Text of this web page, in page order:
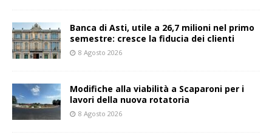
Banca di Asti, utile a 26,7 milioni nel primo
semestre: cresce la fiducia dei clienti
8 Agosto 2026
Modifiche alla viabilità a Scaparoni per i
lavori della nuova rotatoria
8 Agosto 2026